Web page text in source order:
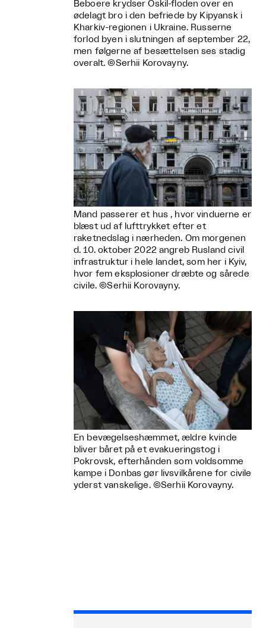
Beboere krydser Oskil-floden over en
ødelagt bro i den befriede by Kipyansk i
Kharkiv-regionen i Ukraine. Russerne
forlod byen i slutningen af september 22,
men følgerne af besættelsen ses stadig
overalt. ©Serhii Korovayny.
Mand passerer et hus , hvor vinduerne er
blæst ud af lufttrykket efter et
raketnedslag i nærheden. Om morgenen
d. 10. oktober 2022 angreb Rusland civil
infrastruktur i hele landet, som her i Kyiv,
hvor fem eksplosioner dræbte og sårede
civile. ©Serhii Korovayny.
En bevægelseshæmmet, ældre kvinde
bliver båret på et evakueringstog i
Pokrovsk, efterhånden som voldsomme
kampe i Donbas gør livsvilkårene for civile
yderst vanskelige. ©Serhii Korovayny.